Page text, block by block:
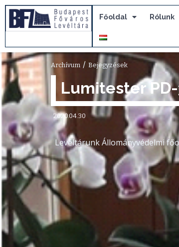
Főoldal Rólunk
Archívum / Bejegyzések
Lumitester
2020.04.30
Levéltárunk Állományvédelmi